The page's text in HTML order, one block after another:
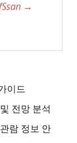
→
이드
전망 분석
람 정보 안